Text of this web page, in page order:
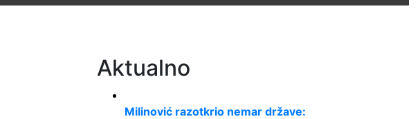
Aktualno
Milinović razotkrio nemar države: